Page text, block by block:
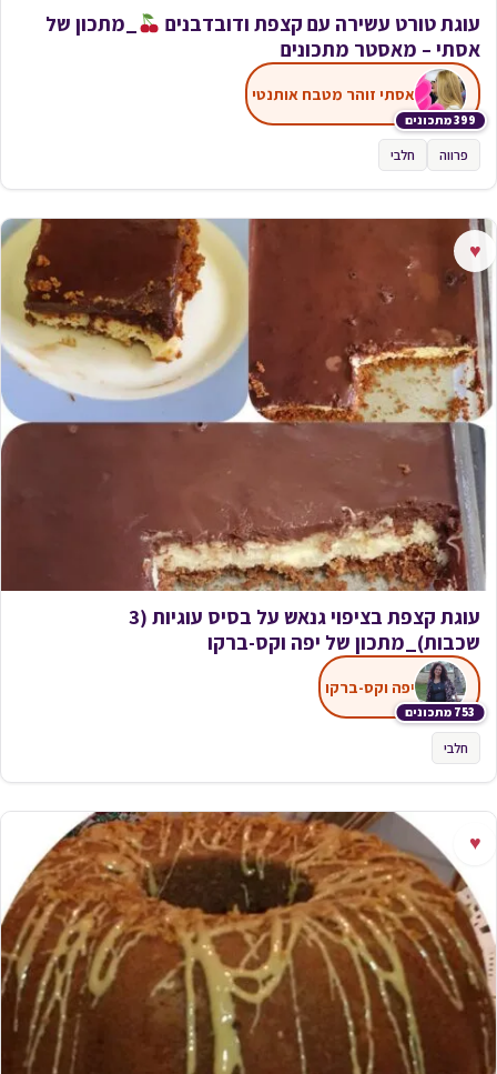
עוגת טורט עשירה עם קצפת ודובדבנים
_מתכון של
אסתי – מאסטר מתכונים
399 מתכונים
אסתי זוהר מטבח אותנטי
פרווה חלבי
♥
עוגת קצפת בציפוי גנאש על בסיס עוגיות (3
שכבות)_מתכון של יפה וקס-ברקו
753 מתכונים
יפה וקס-ברקו
חלבי
♥